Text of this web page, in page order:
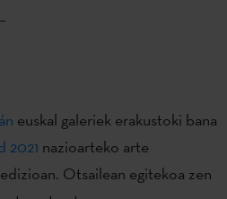
euskal galeriek erakustoki bana
2021 nazioarteko arte
Otsailean egitekoa zen